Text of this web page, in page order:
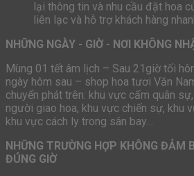
lại thông tin và nhu cầu đặt hoa
liên lạc và hỗ trợ khách hàng
NHỮNG NGÀY - GIỜ - NƠI KHÔNG
Mùng 01 tết âm lịch – Sau 21giờ tối
ngày hôm sau – shop hoa tươi Văn
chuyển phát trên: khu vực cấm quân
người giao hoa, khu vực chiến sự, khu
khu vực cách ly trong sân bay…
NHỮNG TRƯỜNG HỢP KHÔNG ĐẢM
ĐÚNG GIỜ